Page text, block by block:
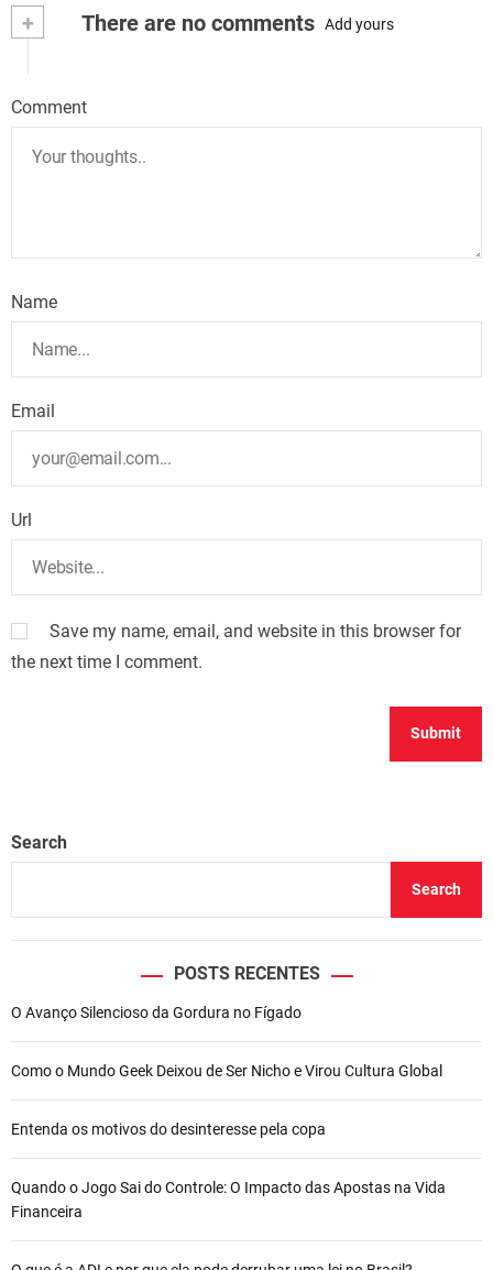
+ There are no comments Add yours
Comment
Name
Email
Url
Save my name, email, and website in this browser for
the next time I comment.
Search
Search
POSTS RECENTES
O Avanço Silencioso da Gordura no Fígado
Como o Mundo Geek Deixou de Ser Nicho e Virou Cultura Global
Entenda os motivos do desinteresse pela copa
Quando o Jogo Sai do Controle: O Impacto das Apostas na Vida
Financeira